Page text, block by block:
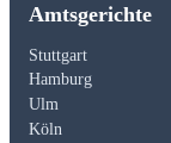
Amtsgerichte
Stuttgart
Hamburg
Ulm
Köln